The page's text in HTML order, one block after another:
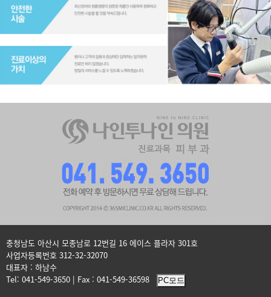
충청남도 아산시 모종남로 12번길 16 에이스 플라자 301호
사업자등록번호 312-32-32070
대표자 : 하남수
Tel: 041-549-3650 | Fax : 041-549-36598
PC모드